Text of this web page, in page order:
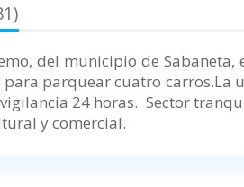
del municipio de
parquear cuatro carros.La
24 horas. Sector
y comercial.